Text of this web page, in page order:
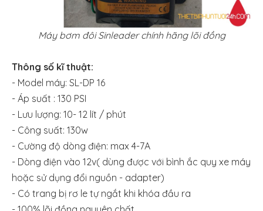
Máy bơm đôi Sinleader chính hãng lõi đồng
Thông số kĩ thuật:
- Model máy: SL-DP 16
- Áp suất : 130 PSI
- Lưu lượng: 10- 12 lít / phút
- Công suất: 130w
- Cường độ dòng điện: max 4-7A
- Dòng điện vào 12v( dùng được với bình ắc quy xe máy
hoặc sử dụng đổi nguồn - adapter)
- Có trang bị rơ le tự ngắt khi khóa đầu ra